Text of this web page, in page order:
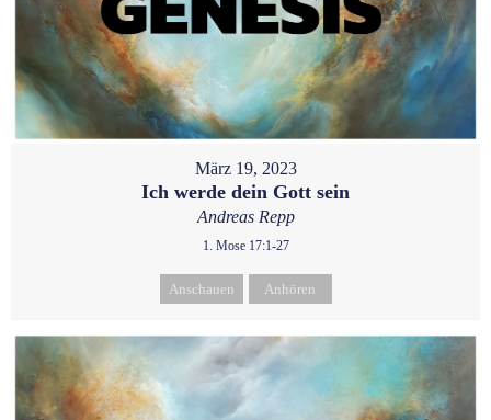
März 19, 2023
Ich werde dein Gott sein
Andreas Repp
1. Mose 17:1-27
Anschauen Anhören